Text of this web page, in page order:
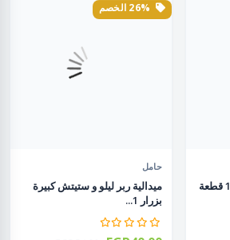
ميدالية ربر ليلو و ستيتش 1 قطعة
حامل
ميدالية ربر ليلو و ستيتش كبيرة
بزرار 1...